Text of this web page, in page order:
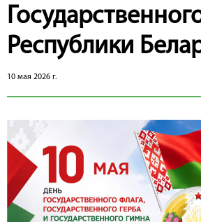
Республики
10 мая 2026 г.